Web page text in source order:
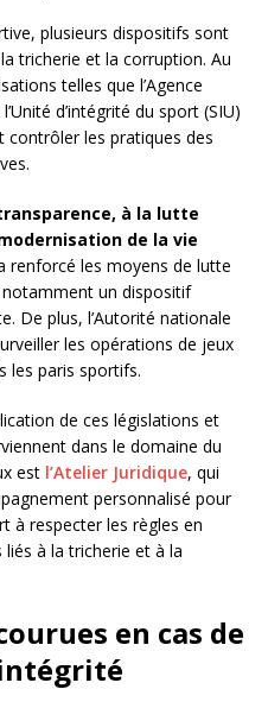
plusieurs dispositifs sont
tricherie et la corruption. Au
telles que l’Agence
d’intégrité du sport (SIU)
contrôler les pratiques des
à la lutte
de la vie
renforcé les moyens de lutte
un dispositif
De plus, l’Autorité nationale
les opérations de jeux
les paris sportifs.
de ces législations et
dans le domaine du
est l’Atelier Juridique, qui
personnalisé pour
à respecter les règles en
à la tricherie et à la
en cas de